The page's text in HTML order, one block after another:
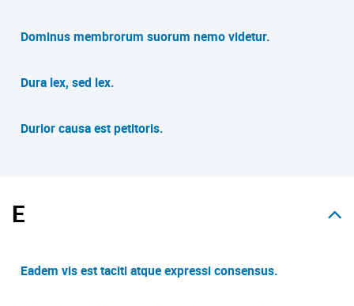
Dominus membrorum suorum nemo videtur.
Dura lex, sed lex.
Durior causa est petitoris.
E
Eadem vis est taciti atque expressi consensus.